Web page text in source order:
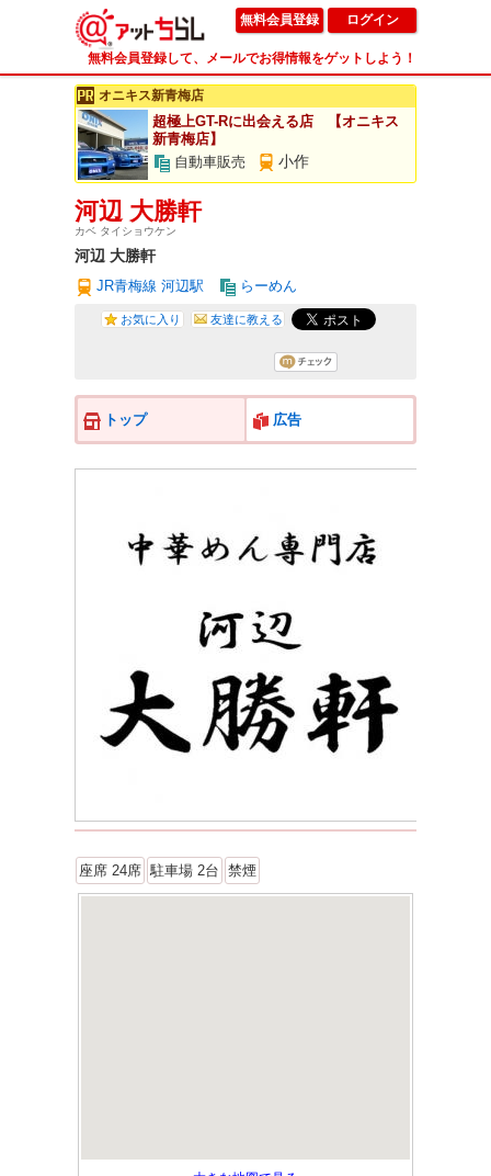
無料会員登録 ログイン
無料会員登録して、メールでお得情報をゲットしよう！
オニキス新青梅店
超極上GT-Rに出会える店 【オニキス
新青梅店】
自動車販売
小作
河辺 大勝軒
カベ タイショウケン
河辺 大勝軒
JR青梅線 河辺駅 らーめん
お気に入り 友達に教える
トップ 広告
座席 24席 駐車場 2台 禁煙